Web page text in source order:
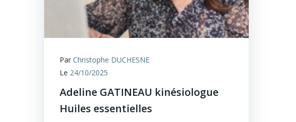
Par Christophe DUCHESNE
Le 24/10/2025
Adeline GATINEAU kinésiologue
Huiles essentielles